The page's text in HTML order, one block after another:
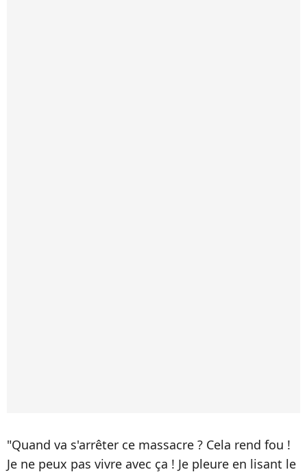
"Quand va s'arrêter ce massacre ? Cela rend fou !
Je ne peux pas vivre avec ça ! Je pleure en lisant le